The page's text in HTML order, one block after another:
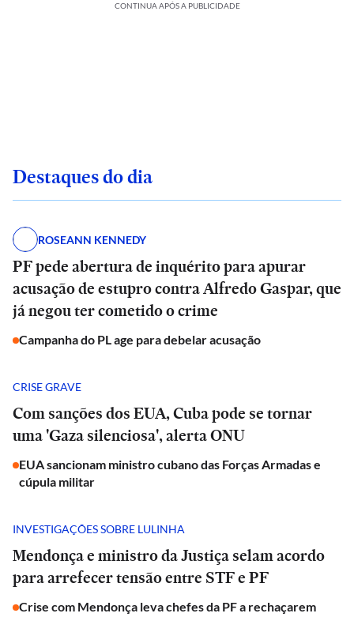
CONTINUA APÓS A PUBLICIDADE
Destaques do dia
ROSEANN KENNEDY
PF pede abertura de inquérito para apurar
acusação de estupro contra Alfredo Gaspar, que
já negou ter cometido o crime
Campanha do PL age para debelar acusação
CRISE GRAVE
Com sanções dos EUA, Cuba pode se tornar
uma 'Gaza silenciosa', alerta ONU
EUA sancionam ministro cubano das Forças Armadas e
cúpula militar
INVESTIGAÇÕES SOBRE LULINHA
Mendonça e ministro da Justiça selam acordo
para arrefecer tensão entre STF e PF
Crise com Mendonça leva chefes da PF a rechaçarem